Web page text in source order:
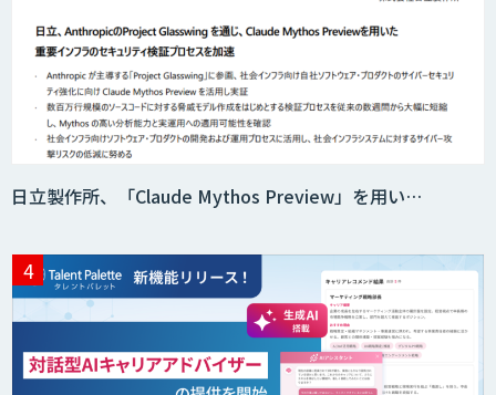
日立製作所、「Claude Mythos Preview」を用い…